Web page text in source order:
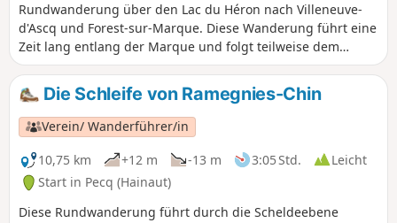
Rundwanderung über den Lac du Héron nach Villeneuve-
d'Ascq und Forest-sur-Marque. Diese Wanderung führt eine
Zeit lang entlang der Marque und folgt teilweise dem
FernwanderwegGR® 121B.
Die Schleife von Ramegnies-Chin
Verein/ Wanderführer/in
10,75 km
+12 m -13 m 3:05 Std.
Leicht
Start in Pecq (Hainaut)
Diese Rundwanderung führt durch die Scheldeebene